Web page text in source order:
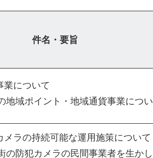
件名・要旨
業について
地域ポイント・地域通貨事業につ
メラの持続可能な運用施策について
の防犯カメラの民間事業者を生か